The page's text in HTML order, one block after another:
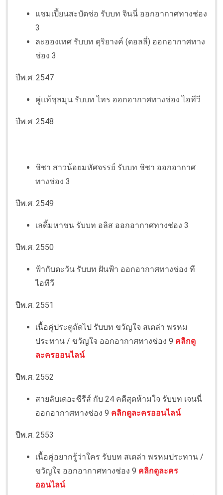
แชมเปี้ยนสะบัดช่อ รับบท จินนี่ ออกอากาศทางช่อง
3
ละอองเทศ รับบท ดุริยางค์ (ดอลลี่) ออกอากาศทาง
ช่อง 3
ปีพ.ศ. 2547
คู่แท้ชุลมุน รับบท ไทร ออกอากาศทางช่อง ไอทีวี
ปีพ.ศ. 2548
ชิชา สาวน้อยมหัศจรรย์ รับบท ชิชา ออกอากาศ
ทางช่อง 3
ปีพ.ศ. 2549
เลดี้มหาชน รับบท อลิส ออกอากาศทางช่อง 3
ปีพ.ศ. 2550
ฟ้ากับตะวัน รับบท ฝันฟ้า ออกอากาศทางช่อง ที
ไอทีวี
ปีพ.ศ. 2551
เนื้อคู่ประตูถัดไป รับบท ขวัญใจ สเตล่า พรหม
ประทาน / ขวัญใจ ออกอากาศทางช่อง 9 คลิกดู
ละครออนไลน์
ปีพ.ศ. 2552
สายลับเดอะซีรีส์ กับ 24 คดีสุดห้ามใจ รับบท เจนนี่
ออกอากาศทางช่อง 9 คลิกดูละครออนไลน์
ปีพ.ศ. 2553
เนื้อคู่อยากรู้ว่าใคร รับบท สเตล่า พรหมประทาน /
ขวัญใจ ออกอากาศทางช่อง 9 คลิกดูละคร
ออนไลน์